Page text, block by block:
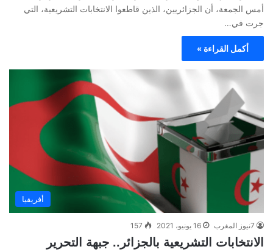
أمس الجمعة، أن الجزائريين، الذين قاطعوا الانتخابات التشريعية، التي
جرت في…
أكمل القراءة »
أفريقيا
7نيوز المغرب 16 يونيو، 2021 157
الانتخابات التشريعية بالجزائر.. جبهة التحرير